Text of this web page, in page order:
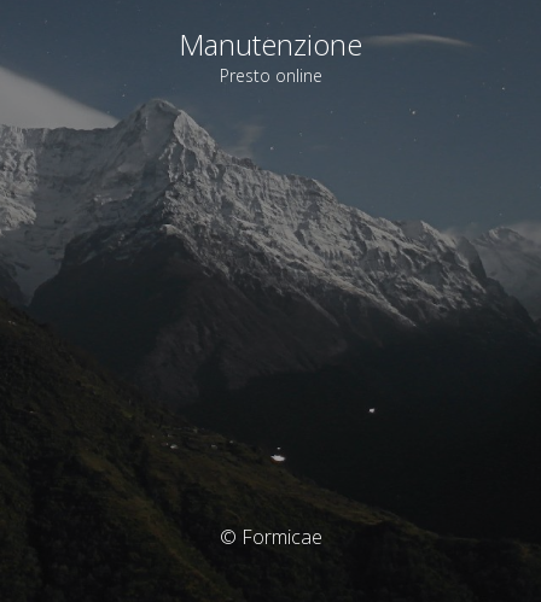
Manutenzione
Presto online
© Formicae